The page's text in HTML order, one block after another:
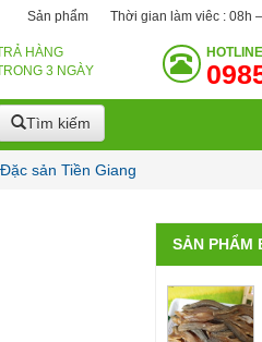
Sản phẩm Thời gian làm viêc : 08h
HÀNG
3 NGÀY
HOTLINE
Tìm kiếm
sản Tiền Giang
SẢN PHẨM